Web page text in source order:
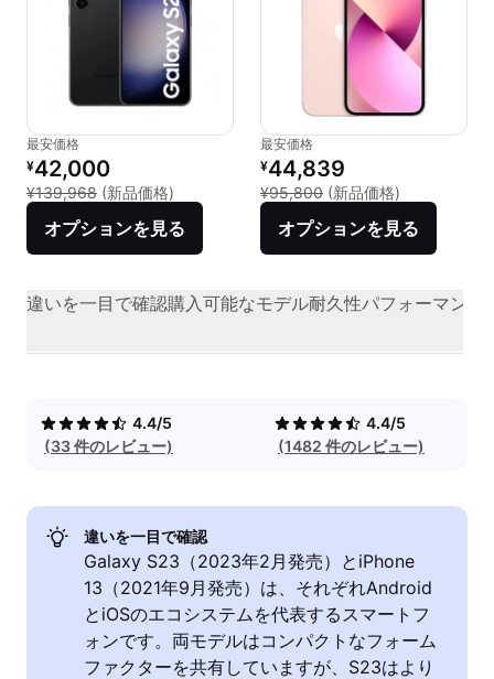
最安価格
リファービッシュ品の価格：
¥42,000
¥139,968 (新品価格) 新品との比較：¥139,968
オプションを見る
最安価格
リファービッシュ品の価格：
¥44,839
¥95,800 (新品価格)
オプションを見る
違いを一目で確認購入可能なモデル耐久性パフォーマンス
4.4/5
(33 件のレビュー)
4.4/5
(1482 件のレビュー)
違いを一目で確認
Galaxy S23（2023年2月発売）とiPhone
13（2021年9月発売）は、それぞれAndroid
とiOSのエコシステムを代表するスマートフ
ォンです。両モデルはコンパクトなフォーム
ファクターを共有していますが、S23はより